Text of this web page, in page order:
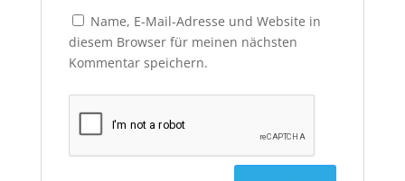
Name, E-Mail-Adresse und Website in
diesem Browser für meinen nächsten
Kommentar speichern.